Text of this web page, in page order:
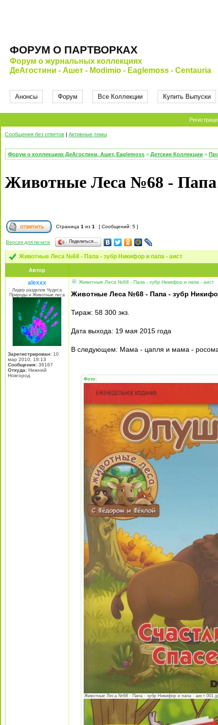
ФОРУМ О ПАРТВОРКАХ
Форум о журнальных коллекциях
ДеАгостини - Ашет - Modimio - Eaglemoss - Centauria
Анонсы Форум Все Коллекции Купить Выпуски
Сообщения без ответов | Активные темы
Форум о коллекциях ДеАгостини, Ашет, Eaglemoss » Детские Коллекции »
Животные Леса №68 - Папа
Страница 1 из 1 [ Сообщений: 5 ]
Версия для печати Поделиться…
Животные Леса №68 - Папа - зубр Никифор и папа - аист
Автор
alexxx
Лидер разделов Чудеса
Природы и Животные леса
Зарегистрирован: 10
мар 2010, 18:13
Сообщения: 36167
Откуда: Нижний
Новгород
Животные Леса №68 - Папа - зубр Никифор и папа - аист
Животные Леса №68 - Папа - зубр
Тираж: 58 300 экз.
Дата выхода: 19 мая 2015 года
В следующем: Мама - цапля и мама -
Фото:
Животные Леса №68 - Папа - зубр Никифор и папа - аист